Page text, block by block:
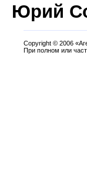
Юрий
Copyright © 2006
При полном или